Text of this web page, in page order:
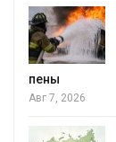
пены
Авг 7, 2026